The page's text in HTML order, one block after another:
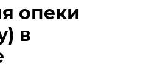
опеки
в